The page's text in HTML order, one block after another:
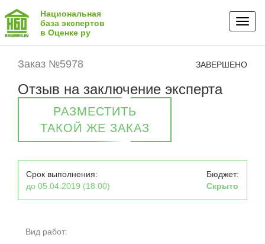
Национальная
база экспертов
в Оценке ру
Заказ №5978 ЗАВЕРШЕНО
Отзыв на заключение эксперта
РАЗМЕСТИТЬ
ТАКОЙ ЖЕ ЗАКАЗ
Срок выполнения:
до 05.04.2019 (18:00)
Бюджет:
Скрыто
Вид работ: